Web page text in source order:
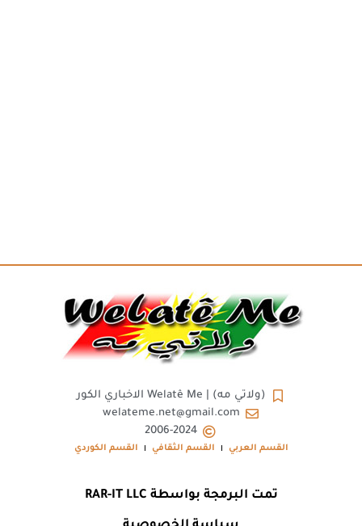
(ولاتي مه) | Welatê Me الاخباري الكور
welateme.net@gmail.com
2006-2024
القسم العربي القسم الثقافي القسم الكوردي
تمت البرمجة بواسطة RAR-IT LLC